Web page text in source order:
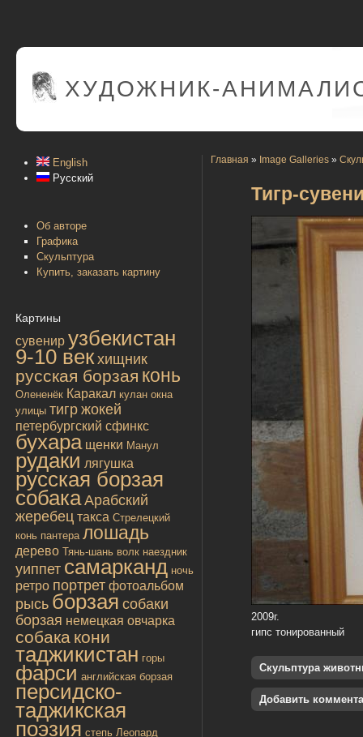
ХУДОЖНИК-
English
Русский
Об авторе
Графика
Скульптура
Купить, заказать картину
Картины
сувенир узбекистан
9-10 век хищник
русская борзая конь
Олененёк Каракал кулан окна
улицы тигр жокей
петербургский сфинкс
бухара щенки Манул
рудаки лягушка
русская борзая
собака Арабский
жеребец такса Стрелецкий
конь пантера лошадь
дерево Тянь-шань волк наездник
уиппет самарканд ночь
ретро портрет фотоальбом
рысь борзая собаки
борзая немецкая овчарка
собака кони
таджикистан горы
фарси английская борзая
персидско-
таджикская
поэзия степь Леопард
Главная » Image Galleries »
Тигр-
2009г.
гипс тонированный
Скульптура
Добавить